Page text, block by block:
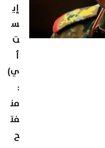
إي
س
ت
أ
ي)
:
من
فت
ح